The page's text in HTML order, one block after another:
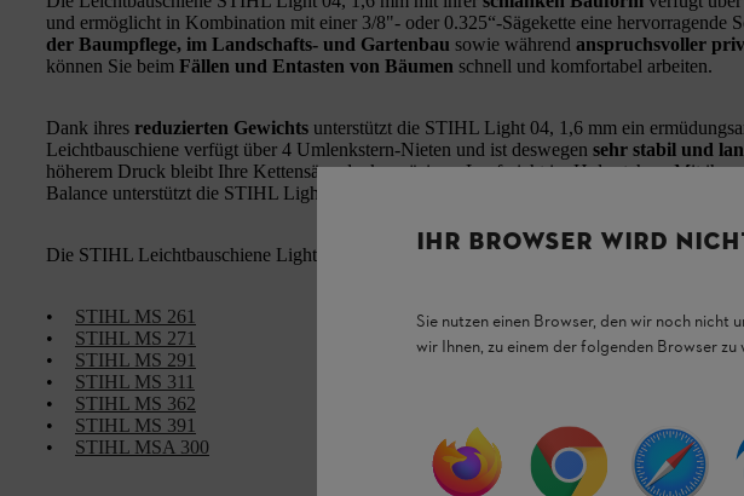
und ermöglicht in Kombination mit einer 3/8"- oder 0.325“-Sägekette eine hervorragende
der Baumpflege, im Landschafts- und Gartenbau sowie während anspruchsvoller
können Sie beim Fällen und Entasten von Bäumen schnell und komfortabel arbeiten.
Dank ihres reduzierten Gewichts unterstützt die STIHL Light 04, 1,6 mm ein
Leichtbauschiene verfügt über 4 Umlenkstern-Nieten und ist deswegen sehr stabil und
höherem Druck bleibt Ihre Kettensäge danke präzisem Lauf nicht im Holz stehen. Mit ihrer
Balance unterstützt die STIHL Light 04, 1,6 mm ein
Die STIHL Leichtbauschiene Light 04, 1,6 mm ist für folgende Benzin- und Akku-
•
STIHL MS 261
•
STIHL MS 271
•
STIHL MS 291
•
STIHL MS 311
•
STIHL MS 362
•
STIHL MS 391
•
STIHL MSA 300
IHR BROWSER WIRD
Sie nutzen einen Browser, den wir noch nicht
wir Ihnen, zu einem der folgenden Browser zu